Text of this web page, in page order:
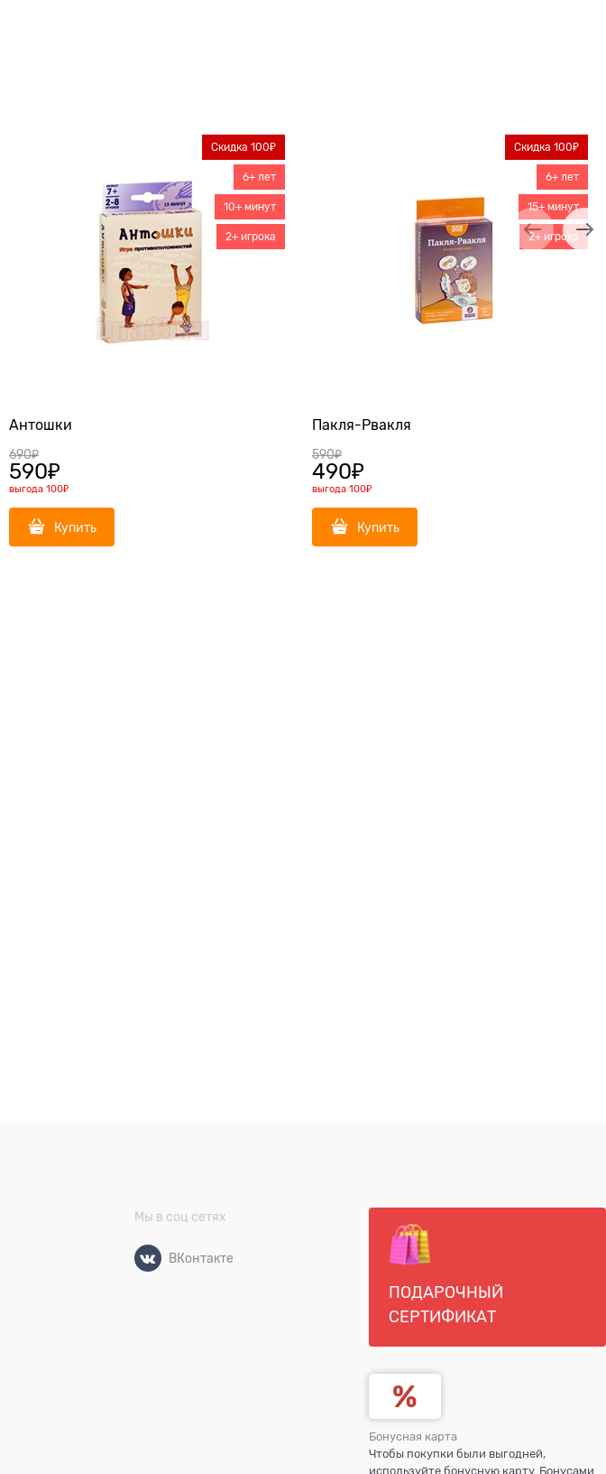
Антошки
Скидка 100₽
6+ лет
10+ минут
2+ игрока
690₽
590₽
выгода 100₽
Купить
Пакля-Рвакля
Скидка 100₽
6+ лет
15+ минут
2+ игрока
590₽
490₽
выгода 100₽
Купить
Мы в соц сетях
ВКонтакте
ПОДАРОЧНЫЙ
СЕРТИФИКАТ
Бонусная карта
Чтобы покупки были выгодней,
используйте бонусную карту. Бонусами